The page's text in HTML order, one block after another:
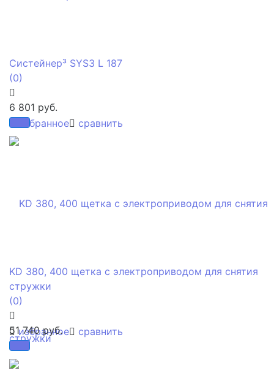
избранное сравнить
Систейнер³ SYS3 L 187
(0)
6 801 руб.
избранное сравнить
KD 380, 400 щетка с электроприводом для снятия
стружки
(0)
51 740 руб.